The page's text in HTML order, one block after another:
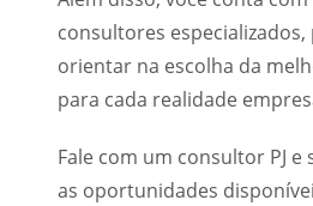
consultores
orientar na escolha da
para cada realidade
Fale com um consultor PJ e
as oportunidades